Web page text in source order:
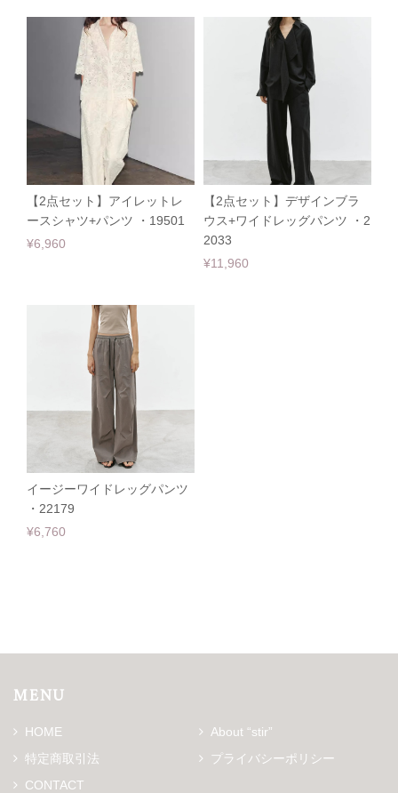
【2点セット】アイレットレ
ースシャツ+パンツ ・19501
¥6,960
【2点セット】デザインブラ
ウス+ワイドレッグパンツ ・2
2033
¥11,960
イージーワイドレッグパンツ
・22179
¥6,760
MENU
HOME
About “stir”
特定商取引法
プライバシーポリシー
CONTACT